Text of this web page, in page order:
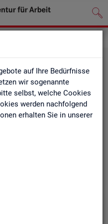
auf Ihre Bedürfnisse
wir sogenannte
selbst, welche Cookies
werden nachfolgend
erhalten Sie in unserer
die der Arbeit der
finden Sie hier.